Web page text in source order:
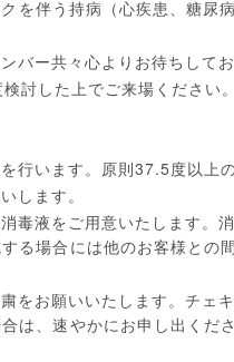
を伴う持病（心疾患、糖尿
バー共々心よりお待ちしてお
討した上でご来場ください。
行います。原則 37.5 度以上
します。
毒液をご用意いたします。
る場合には他のお客様と
をお願いいたします。チェ
は、速やかにお申し出く